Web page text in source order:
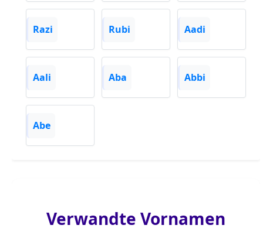
Razi Rubi Aadi
Aali Aba Abbi
Abe
Verwandte Vornamen